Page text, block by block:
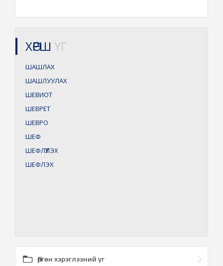
ХӨРШ ҮГ
ШАШЛАХ
ШАШЛУУЛАХ
ШЕВИОТ
ШЕВРЕТ
ШЕВРО
ШЕФ
ШЕФЛҮҮЛЭХ
ШЕФЛЭХ
Өргөн хэрэглээний үг